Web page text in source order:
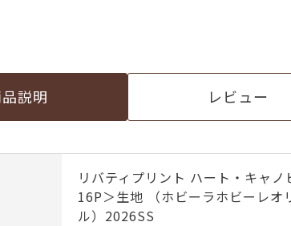
説明 レビュー
リバティプリント ハート・キャノ
16P＞生地 （ホビーラホビーレオ
ル）2026SS